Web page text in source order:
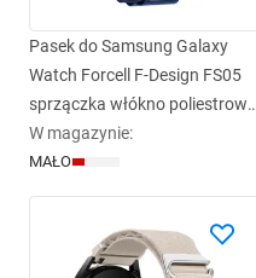
Pasek do Samsung Galaxy
Watch Forcell F-Design FS05
sprzączka włókno poliestrowe
20 mm granatowy
W magazynie:
MAŁO